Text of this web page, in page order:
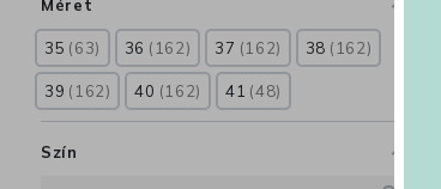
Méret
35 63 36 162 37 162 38 162
39 162 40 162 41 48
Szín